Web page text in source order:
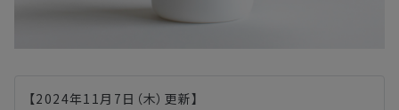
【2024年11月7日（木）更新】